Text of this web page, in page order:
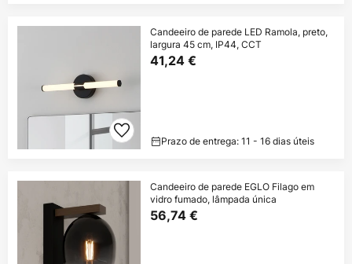
Candeeiro de parede LED Ramola, preto,
largura 45 cm, IP44, CCT
41,24 €
Prazo de entrega: 11 - 16 dias úteis
Candeeiro de parede EGLO Filago em
vidro fumado, lâmpada única
56,74 €